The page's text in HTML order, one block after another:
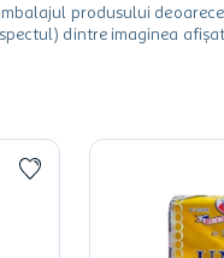
produsului
dintre imaginea